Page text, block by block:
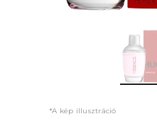
*A kép illusztráció